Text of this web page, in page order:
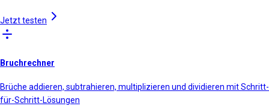
Jetzt testen
Bruchrechner
Brüche addieren, subtrahieren, multiplizieren und dividieren mit Schritt-
für-Schritt-Lösungen